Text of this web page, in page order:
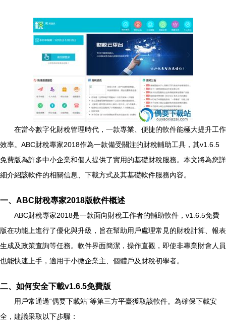
在當今數字化財稅管理時代，一款專業、便捷的軟件能極大提升工作
效率。ABC財稅專家2018作為一款備受關注的財稅輔助工具，其v1.6.5
免費版為許多中小企業和個人提供了實用的基礎財稅服務。本文將為您詳
細介紹該軟件的相關信息、下載方式及其基礎軟件服務內容。
一、ABC財稅專家2018版軟件概述
ABC財稅專家2018是一款面向財稅工作者的輔助軟件，v1.6.5免費
版在功能上進行了優化與升級，旨在幫助用戶處理常見的財稅計算、報表
生成及政策查詢等任務。軟件界面簡潔，操作直觀，即使非專業財會人員
也能快速上手，適用于小微企業主、個體戶及財稅初學者。
二、如何安全下載v1.6.5免費版
用戶常通過“偶要下載站”等第三方平臺獲取該軟件。為確保下載安
全，建議采取以下步驟：